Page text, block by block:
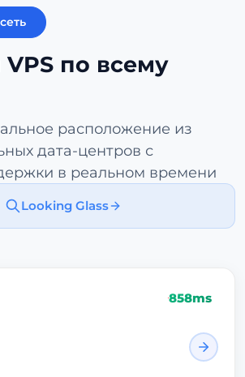
по всему
расположение из
дата-центров с
в реальном времени
Looking Glass
858ms